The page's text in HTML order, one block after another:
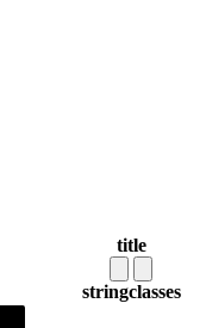
title
stringclasses